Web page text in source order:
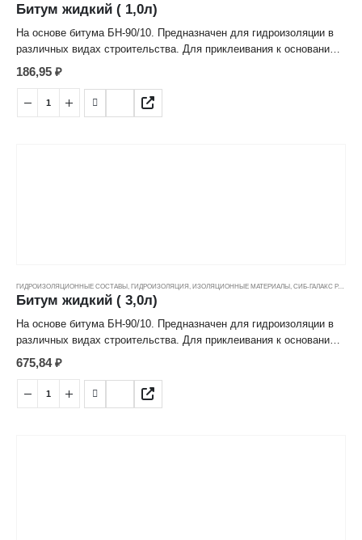
Битум жидкий ( 1,0л)
На основе битума БН-90/10. Предназначен для гидроизоляции в
различных видах строительства. Для приклеивания к основанию
ненаплавляемых материалов на оcнове окисленного битума без
нагрева.
186,95 ₽
ГИДРОИЗОЛЯЦИОННЫЕ СОСТАВЫ ГИДРОИЗОЛЯЦИЯ ИЗОЛЯЦИОННЫЕ МАТЕРИАЛЫ СИБ-ГАЛАКС РАСТВОРИТЕЛИ
Битум жидкий ( 3,0л)
На основе битума БН-90/10. Предназначен для гидроизоляции в
различных видах строительства. Для приклеивания к основанию
ненаплавляемых материалов на оcнове окисленного битума без
нагрева.
675,84₽